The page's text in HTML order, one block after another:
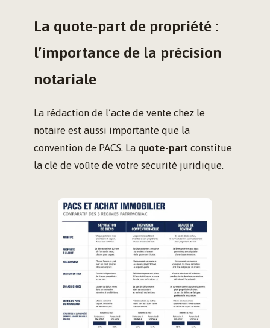
La quote-part de propriété :
l’importance de la précision
notariale
La rédaction de l’acte de vente chez le
notaire est aussi importante que la
convention de PACS. La quote-part constitue
la clé de voûte de votre sécurité juridique.